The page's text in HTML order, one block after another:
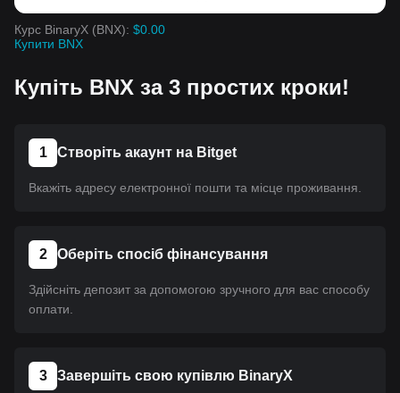
Курс BinaryX (BNX): $0.00
Купити BNX
Купіть BNX за 3 простих кроки!
1 Створіть акаунт на Bitget
Вкажіть адресу електронної пошти та місце проживання.
2 Оберіть спосіб фінансування
Здійсніть депозит за допомогою зручного для вас способу
оплати.
3 Завершіть свою купівлю BinaryX